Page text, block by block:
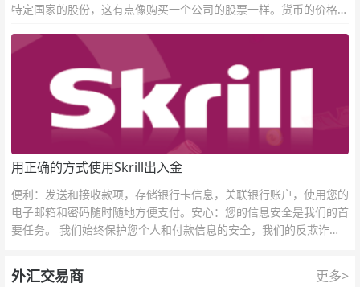
特定国家的股份，这有点像购买一个公司的股票一样。货币的价格直
用正确的方式使用Skrill出入金
便利：发送和接收款项，存储银行卡信息，关联银行账户，使用您的
电子邮箱和密码随时随地方便支付。安心：您的信息安全是我们的首
要任务。 我们始终保护您个人和付款信息的安全，我们的反欺诈团
外汇交易商 更多>